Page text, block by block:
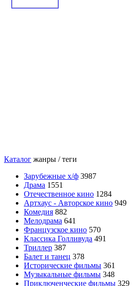
Каталог жанры / теги
Зарубежные х/ф 3987
Драма 1551
Отечественное кино 1284
Артхаус - Авторское кино 949
Комедия 882
Мелодрама 641
Французское кино 570
Классика Голливуда 491
Триллер 387
Балет и танец 378
Исторические фильмы 361
Музыкальные фильмы 348
Приключенческие фильмы 329